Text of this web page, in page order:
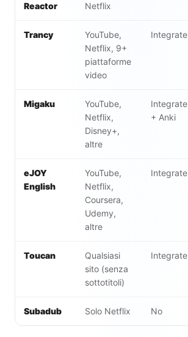
Reactor
Netflix
Trancy
YouTube,
Netflix, 9+
piattaforme
video
Integrate
Migaku
YouTube,
Netflix,
Disney+,
altre
Integrate
+ Anki
eJOY
English
YouTube,
Netflix,
Coursera,
Udemy,
altre
Integrate
Toucan
Qualsiasi
sito (senza
sottotitoli)
Integrate
Subadub Solo Netflix No